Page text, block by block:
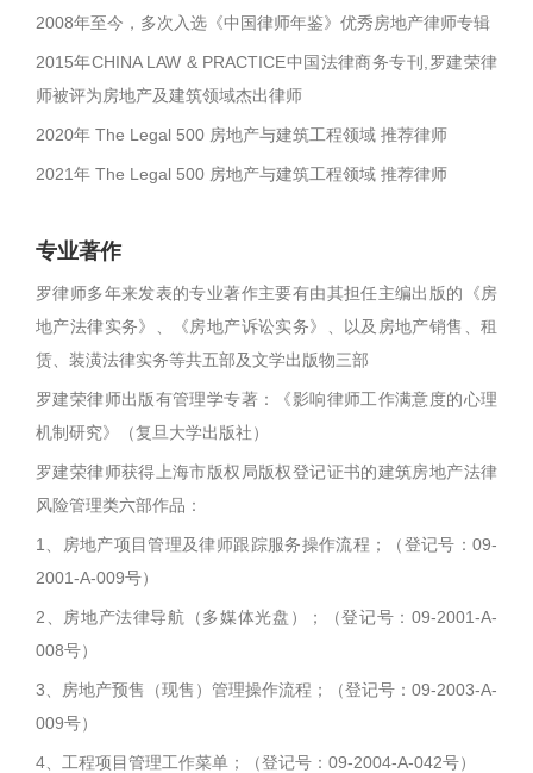
2008年至今，多次入选《中国律师年鉴》优秀房地产律师专辑
2015年CHINA LAW & PRACTICE中国法律商务专刊,罗建荣律
师被评为房地产及建筑领域杰出律师
2020年 The Legal 500 房地产与建筑工程领域 推荐律师
2021年 The Legal 500 房地产与建筑工程领域 推荐律师
专业著作
罗律师多年来发表的专业著作主要有由其担任主编出版的《房
地产法律实务》、《房地产诉讼实务》、以及房地产销售、租
赁、装潢法律实务等共五部及文学出版物三部
罗建荣律师出版有管理学专著：《影响律师工作满意度的心理
机制研究》（复旦大学出版社）
罗建荣律师获得上海市版权局版权登记证书的建筑房地产法律
风险管理类六部作品：
1、房地产项目管理及律师跟踪服务操作流程；（登记号：09-
2001-A-009号）
2、房地产法律导航（多媒体光盘）；（登记号：09-2001-A-
008号）
3、房地产预售（现售）管理操作流程；（登记号：09-2003-A-
009号）
4、工程项目管理工作菜单；（登记号：09-2004-A-042号）